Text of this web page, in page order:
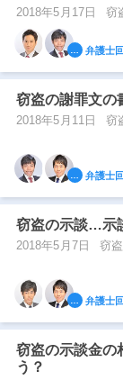
2018年5月17日 窃
弁護士
窃盗の謝罪文の
2018年5月11日 窃
弁護士
窃盗の示談…示
2018年5月7日 窃
弁護士
窃盗の示談金
う？